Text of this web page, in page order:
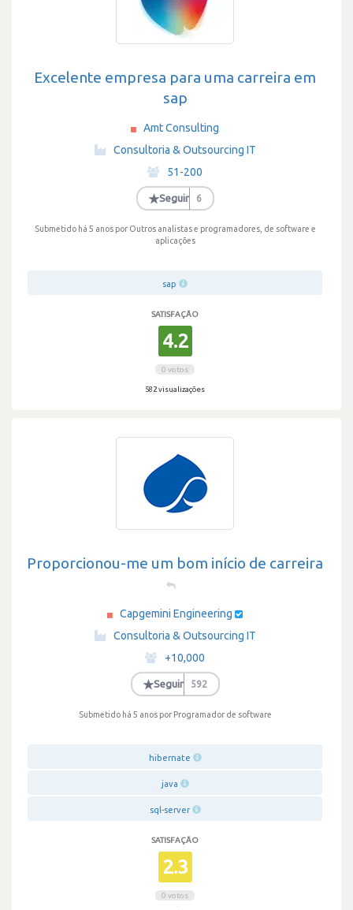
Excelente empresa para uma carreira em
sap
Amt Consulting
·
Consultoria & Outsourcing IT
·
51-200
·
★Seguir 6
Submetido há 5 anos por Outros analistas e programadores, de software e
aplicações
sap
SATISFAÇÃO
4.2
0 votos
582 visualizações
Proporcionou-me um bom início de carreira
Capgemini Engineering
·
Consultoria & Outsourcing IT
·
+10,000
·
★Seguir 592
Submetido há 5 anos por Programador de software
hibernate
java
sql-server
SATISFAÇÃO
2.3
0 votos